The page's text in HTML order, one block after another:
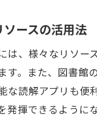
ースの活用法
は、様々なリソー
す。また、図書館
な読解アプリも
揮できるようにな